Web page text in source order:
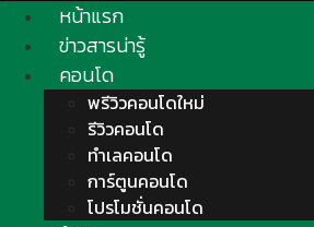
หน้าแรก
ข่าวสารน่ารู้
คอนโด
พรีวิวคอนโดใหม่
รีวิวคอนโด
ทำเลคอนโด
การ์ตูนคอนโด
โปรโมชั่นคอนโด